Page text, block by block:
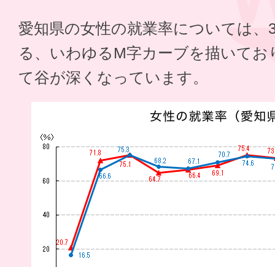
愛知県の女性の就業率については
る、いわゆるM字カーブを描いてお
て谷が深くなっています。